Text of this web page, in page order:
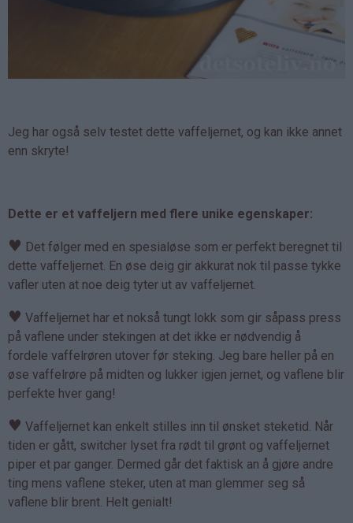
Jeg har også selv testet dette vaffeljernet, og kan ikke annet
enn skryte!
Dette er et vaffeljern med flere unike egenskaper:
♥ Det følger med en spesialøse som er perfekt beregnet til
dette vaffeljernet. En øse deig gir akkurat nok til passe tykke
vafler uten at noe deig tyter ut av vaffeljernet.
♥ Vaffeljernet har et nokså tungt lokk som gir såpass press
på vaflene under stekingen at det ikke er nødvendig å
fordele vaffelrøren utover før steking. Jeg bare heller på en
øse vaffelrøre på midten og lukker igjen jernet, og vaflene blir
perfekte hver gang!
♥ Vaffeljernet kan enkelt stilles inn til ønsket steketid. Når
tiden er gått, switcher lyset fra rødt til grønt og vaffeljernet
piper et par ganger. Dermed går det faktisk an å gjøre andre
ting mens vaflene steker, uten at man glemmer seg så
vaflene blir brent. Helt genialt!